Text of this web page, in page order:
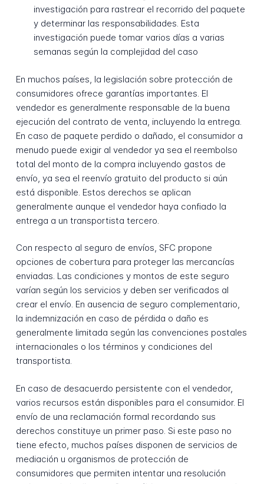
investigación para rastrear el recorrido del paquete
y determinar las responsabilidades. Esta
investigación puede tomar varios días a varias
semanas según la complejidad del caso
En muchos países, la legislación sobre protección de
consumidores ofrece garantías importantes. El
vendedor es generalmente responsable de la buena
ejecución del contrato de venta, incluyendo la entrega.
En caso de paquete perdido o dañado, el consumidor a
menudo puede exigir al vendedor ya sea el reembolso
total del monto de la compra incluyendo gastos de
envío, ya sea el reenvío gratuito del producto si aún
está disponible. Estos derechos se aplican
generalmente aunque el vendedor haya confiado la
entrega a un transportista tercero.
Con respecto al seguro de envíos, SFC propone
opciones de cobertura para proteger las mercancías
enviadas. Las condiciones y montos de este seguro
varían según los servicios y deben ser verificados al
crear el envío. En ausencia de seguro complementario,
la indemnización en caso de pérdida o daño es
generalmente limitada según las convenciones postales
internacionales o los términos y condiciones del
transportista.
En caso de desacuerdo persistente con el vendedor,
varios recursos están disponibles para el consumidor. El
envío de una reclamación formal recordando sus
derechos constituye un primer paso. Si este paso no
tiene efecto, muchos países disponen de servicios de
mediación u organismos de protección de
consumidores que permiten intentar una resolución